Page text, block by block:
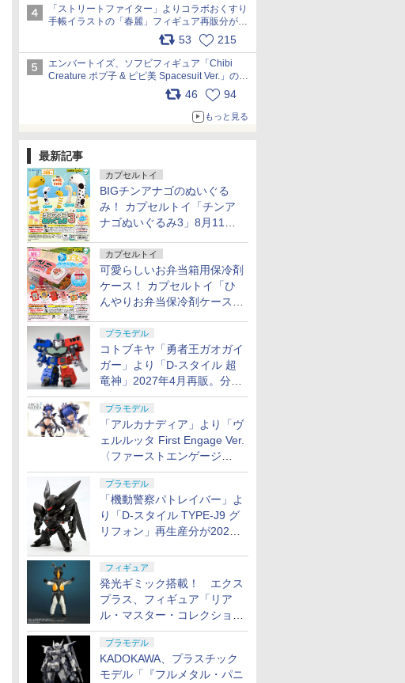
「ストリートファイター」よりコラボおくすり
手帳イラストの「春麗」フィギュア再販分が本
日出荷開始 pic.x.com/toUc1MHr41
53 215
エンバートイズ、ソフビフィギュア「Chibi
Creature ポプ子 & ピピ美 Spacesuit Ver.」の発
売中止を発表 pic.x.com/Ri45iFeYjn
46 94
もっと見る
最新記事
カプセルトイ
BIGチンアナゴのぬいぐる
み！ カプセルトイ「チンア
ナゴぬいぐるみ3」8月11日
カプセルトイ
可愛らしいお弁当箱用保冷剤
ケース！ カプセルトイ「ひ
んやりお弁当保冷剤ケース
プラモデル
コトブキヤ「勇者王ガオガイ
ガー」より「D-スタイル 超
竜神」2027年4月再販。分離
変形が可能
プラモデル
「アルカナディア」より「ヴ
ェルルッタ First Engage Ver.
〈ファーストエンゲージ
Ver.〉」が2027年2月発売！
プラモデル
「機動警察パトレイバー」よ
り「D-スタイル TYPE-J9 グ
リフォン」再生産分が2027
フィギュア
発光ギミック搭載！ エクス
プラス、フィギュア「リア
ル・マスター・コレクション
ゼットン リニューアルVer.」
11月発売
プラモデル
KADOKAWA、プラスチック
モデル「『フルメタル・パニ